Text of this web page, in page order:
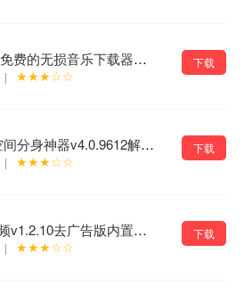
FreeMusic免费的无损音乐下载器免费版
| ★★★☆☆
下载
LBE平行空间分身神器v4.0.9612解锁vip专业版
| ★★★☆☆
下载
安卓AH视频v1.2.10去广告版内置丰富优质源
| ★★★☆☆
下载